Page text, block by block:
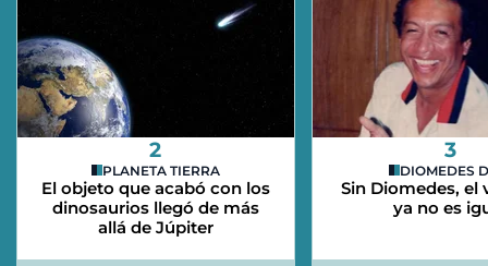
2
PLANETA TIERRA
El objeto que acabó con los
dinosaurios llegó de más
allá de Júpiter
3
DIOMEDES
Sin Diomedes, el
ya no es